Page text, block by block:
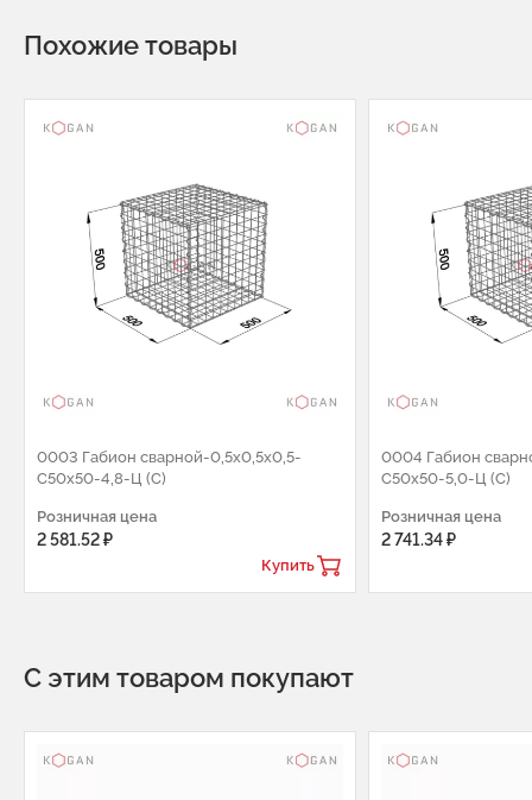
Похожие товары
0003 Габион сварной-0,5х0,5х0,5-
С50х50-4,8-Ц (С)
Розничная цена
2 581.52 ₽
Купить
0004 Габион
С50х50-5,0-Ц (С)
Розничная цена
2 741.34 ₽
С этим товаром покупают